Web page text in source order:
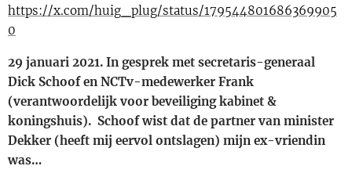
https://x.com/huig_plug/status/179544801686369905
0
29 januari 2021. In gesprek met secretaris-generaal
Dick Schoof en NCTv-medewerker Frank
(verantwoordelijk voor beveiliging kabinet &
koningshuis). Schoof wist dat de partner van minister
Dekker (heeft mij eervol ontslagen) mijn ex-vriendin
was…